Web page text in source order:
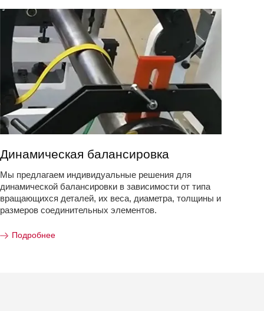
Динамическая балансировка
Мы предлагаем индивидуальные решения для
динамической балансировки в зависимости от типа
вращающихся деталей, их веса, диаметра, толщины и
размеров соединительных элементов.
Подробнее